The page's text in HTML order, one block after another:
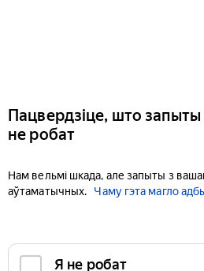
Пацвердзіце, што запыты
не робат
Нам вельмі шкада, але запыты з
аўтаматычных.
Чаму гэта магло
Я не робат